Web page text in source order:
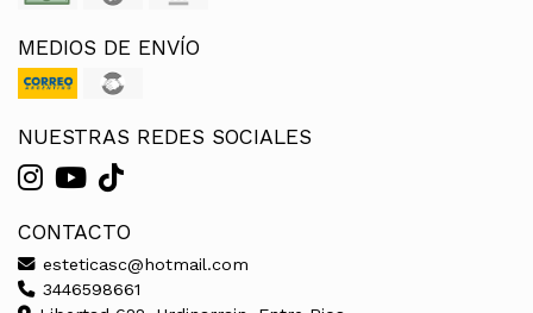
MEDIOS DE ENVÍO
NUESTRAS REDES SOCIALES
CONTACTO
esteticasc@hotmail.com
3446598661